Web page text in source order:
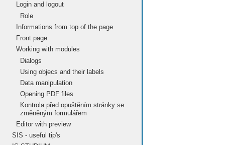
Login and logout
Role
Informations from top of the page
Front page
Working with modules
Dialogs
Using objecs and their labels
Data manipulation
Opening PDF files
Kontrola před opuštěním stránky se
změněným formulářem
Editor with preview
SIS - useful tip's